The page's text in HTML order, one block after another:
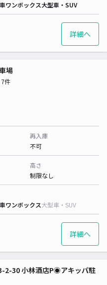
ワンボックス大型車・SUV
詳細へ
場
件
再入庫
不可
高さ
制限なし
ワンボックス大型車・SUV
詳細へ
2-30 小林酒店P◉アキッパ駐